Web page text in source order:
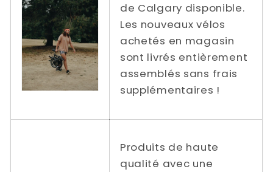
de Calgary disponible.
Les nouveaux vélos
achetés en magasin
sont livrés entièrement
assemblés sans frais
supplémentaires !
Produits de haute
qualité avec une